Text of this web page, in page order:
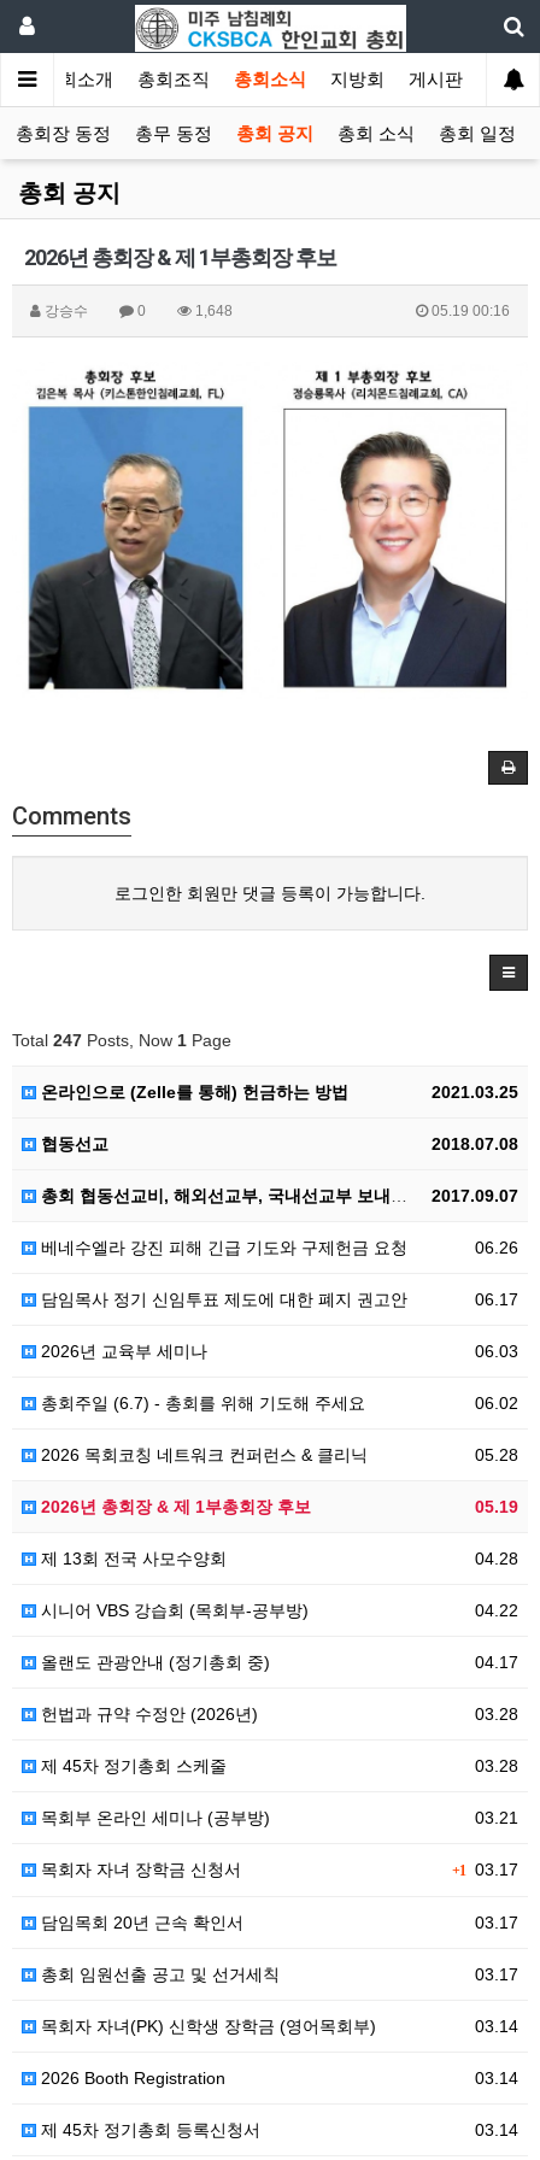
총회소개 총회조직 총회소식 지방회 게시판 자료실
총회장 동정 총무 동정 총회 공지 총회 소식 총회 일정
총회 공지
2026년 총회장 & 제 1부총회장 후보
강승수 0 1,648 05.19 00:16
Comments
로그인한 회원만 댓글 등록이 가능합니다.
Total 247 Posts, Now 1 Page
2021.03.25
온라인으로 (Zelle를 통해) 헌금하는 방법
2018.07.08
협동선교
2017.09.07
총회 협동선교비, 해외선교부, 국내선교부 보내실 곳
06.26
베네수엘라 강진 피해 긴급 기도와 구제헌금 요청
06.17
담임목사 정기 신임투표 제도에 대한 폐지 권고안
06.03
2026년 교육부 세미나
06.02
총회주일 (6.7) - 총회를 위해 기도해 주세요
05.28
2026 목회코칭 네트워크 컨퍼런스 & 클리닉
05.19
2026년 총회장 & 제 1부총회장 후보
04.28
제 13회 전국 사모수양회
04.22
시니어 VBS 강습회 (목회부-공부방)
04.17
올랜도 관광안내 (정기총회 중)
03.28
헌법과 규약 수정안 (2026년)
03.28
제 45차 정기총회 스케줄
03.21
목회부 온라인 세미나 (공부방)
+1 03.17
목회자 자녀 장학금 신청서
03.17
담임목회 20년 근속 확인서
03.17
총회 임원선출 공고 및 선거세칙
03.14
목회자 자녀(PK) 신학생 장학금 (영어목회부)
03.14
2026 Booth Registration
03.14
제 45차 정기총회 등록신청서